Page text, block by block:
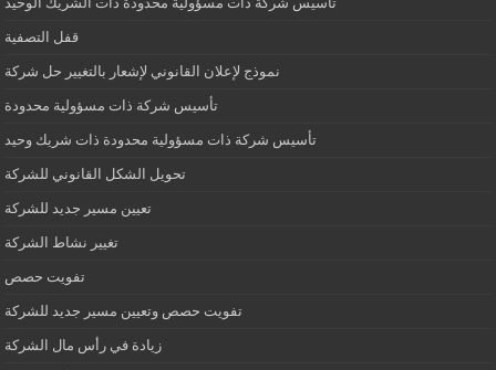
قفل التصفية
نموذج لإعلان القانوني لإشعار بالتغيير حل شركة
تأسيس شركة ذات مسؤولية محدودة
تأسيس شركة ذات مسؤولية محدودة ذات شريك وحيد
تحويل الشكل القانوني للشركة
تعيين مسير جديد للشركة
تغيير نشاط الشركة
تفويت حصص
تفويت حصص وتعيين مسير جديد للشركة
زيادة في رأس مال الشركة